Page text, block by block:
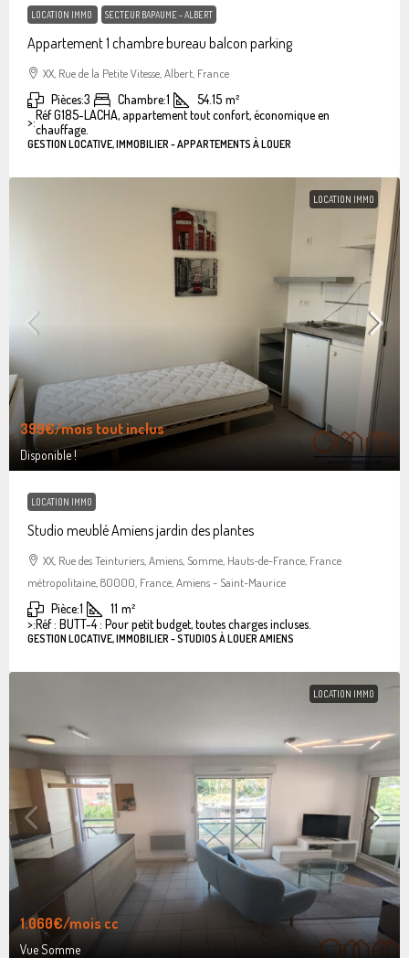
LOCATION IMMO SECTEUR BAPAUME - ALBERT
Appartement 1 chambre bureau balcon parking
XX, Rue de la Petite Vitesse, Albert, France
Pièces:3 Chambre:1 54.15 m²
>:Réf G185-LACHA, appartement tout confort, économique en
chauffage.
GESTION LOCATIVE, IMMOBILIER - APPARTEMENTS À LOUER
LOCATION IMMO
399€/mois tout inclus
Disponible !
LOCATION IMMO
Studio meublé Amiens jardin des plantes
XX, Rue des Teinturiers, Amiens, Somme, Hauts-de-France, France
métropolitaine, 80000, France, Amiens - Saint-Maurice
Pièce:1 11 m²
>:Réf : BUTT-4 : Pour petit budget, toutes charges incluses.
GESTION LOCATIVE, IMMOBILIER - STUDIOS À LOUER AMIENS
LOCATION IMMO
1.060€/mois cc
Vue Somme